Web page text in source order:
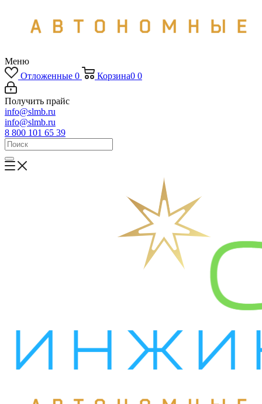
Меню
Отложенные 0 Корзина0 0
Получить прайс
info@slmb.ru
info@slmb.ru
8 800 101 65 39